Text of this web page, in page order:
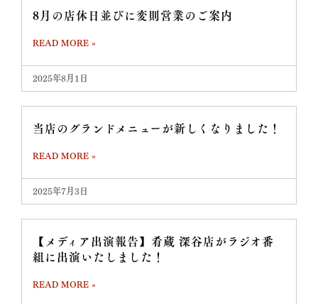
8月の店休日並びに変則営業のご案内
READ MORE »
2025年8月1日
当店のグランドメニューが新しくなりました！
READ MORE »
2025年7月3日
【メディア出演報告】肴蔵 深谷店がラジオ番
組に出演いたしました！
READ MORE »